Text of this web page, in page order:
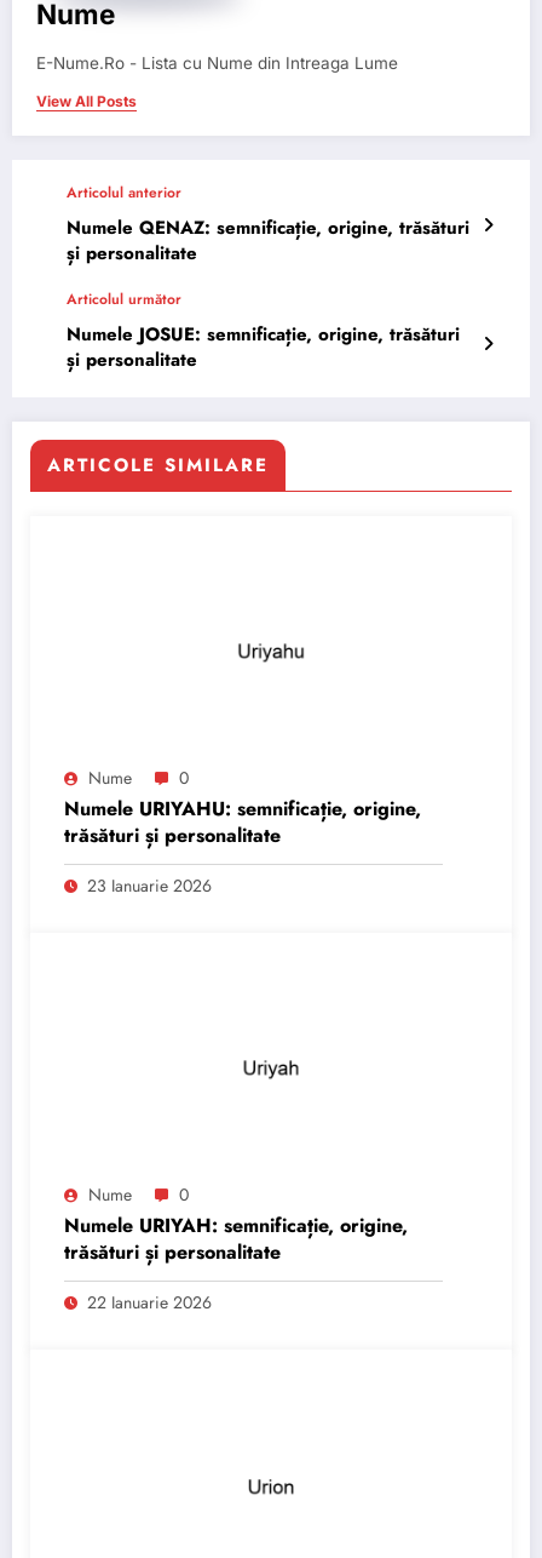
Nume
E-Nume.Ro - Lista cu Nume din Intreaga Lume
View All Posts
Articolul anterior
Numele QENAZ: semnificație, origine, trăsături
și personalitate
Articolul următor
Numele JOSUE: semnificație, origine, trăsături
și personalitate
ARTICOLE SIMILARE
Nume 0
Numele URIYAHU: semnificație, origine,
trăsături și personalitate
23 Ianuarie 2026
Nume 0
Numele URIYAH: semnificație, origine,
trăsături și personalitate
22 Ianuarie 2026